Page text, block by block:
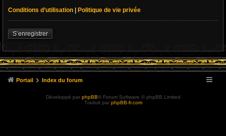
Conditions d’utilisation | Politique de vie privée
S’enregistrer
Portail Index du forum
Développé par phpBB® Forum Software © phpBB Limited
Traduit par phpBB-fr.com